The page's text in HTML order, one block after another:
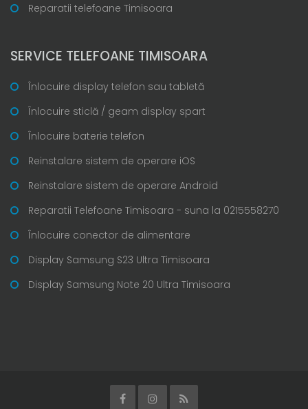
Reparatii telefoane Timisoara
SERVICE TELEFOANE TIMISOARA
Înlocuire display telefon sau tabletă
Înlocuire sticlă / geam display spart
Înlocuire baterie telefon
Reinstalare sistem de operare iOS
Reinstalare sistem de operare Android
Reparatii Telefoane Timisoara - suna la 0215558270
Înlocuire conector de alimentare
Display Samsung S23 Ultra Timisoara
Display Samsung Note 20 Ultra Timisoara